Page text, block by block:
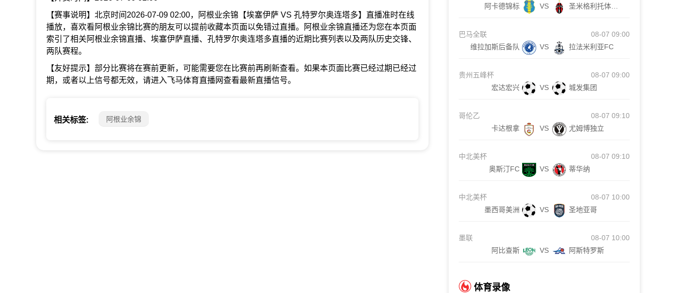
【赛事说明】北京时间2026-07-09 02:00，阿根业余锦【埃塞伊萨 VS 孔特罗尔奥连塔多】直播准时在线
播放，喜欢看阿根业余锦比赛的朋友可以提前收藏本页面以免错过直播。阿根业余锦直播还为您在本页面
索引了相关阿根业余锦直播、埃塞伊萨直播、孔特罗尔奥连塔多直播的近期比赛列表以及两队历史交锋、
两队赛程。
【友好提示】部分比赛将在赛前更新，可能需要您在比赛前再刷新查看。如果本页面比赛已经过期已经过
期，或者以上信号都无效，请进入飞马体育直播网查看最新直播信号。
相关标签: 阿根业余锦
阿卡德锦标 VS
巴马全联
08-07 09:00
维拉加斯后备队
VS 拉法米利亚FC
贵州五峰杯
08-07 09:00
宏达宏兴
VS 城发集团
哥伦乙
08-07 09:10
卡达根拿
VS 尤姆博独立
中北美杯
08-07 09:10
奥斯汀FC
VS 蒂华纳
中北美杯
08-07 10:00
墨西哥美洲
VS 圣地亚哥
墨联
08-07 10:00
阿比查斯
VS 阿斯特罗斯
体育录像